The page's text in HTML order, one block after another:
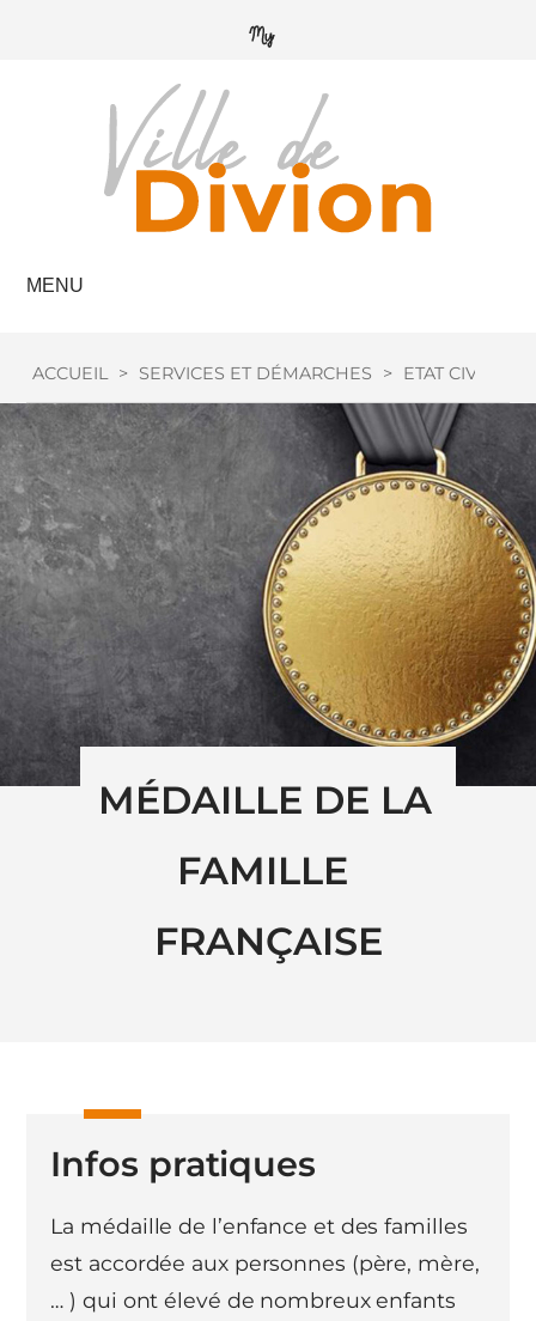
MENU
ACCUEIL > SERVICES ET DÉMARCHES > ETAT CIVIL
MÉDAILLE DE LA
FAMILLE
FRANÇAISE
Infos pratiques
La médaille de l’enfance et des familles
est accordée aux personnes (père, mère,
… ) qui ont élevé de nombreux enfants